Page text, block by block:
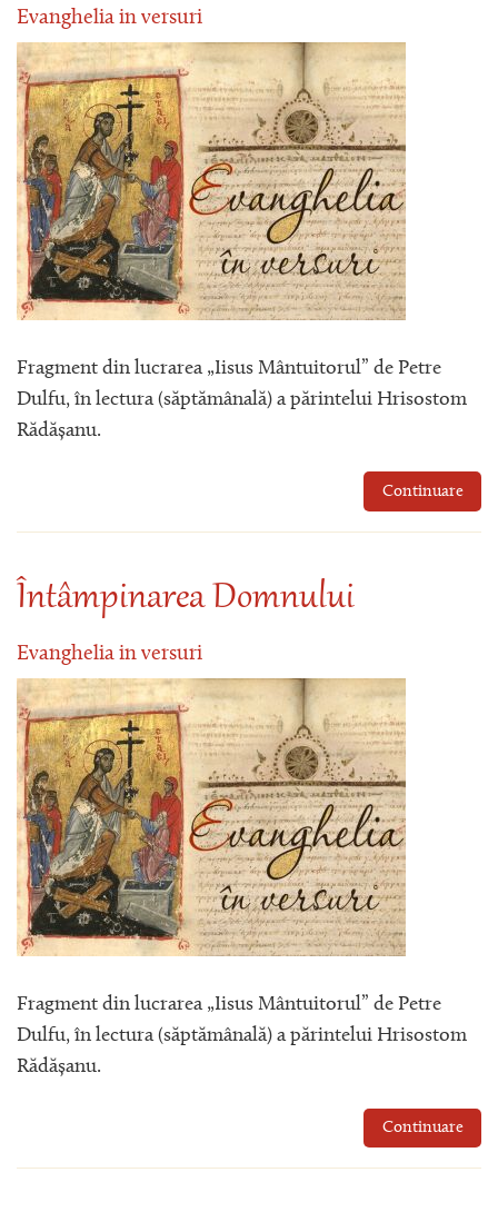
Evanghelia in versuri
Fragment din lucrarea „Iisus Mântuitorul” de Petre
Dulfu, în lectura (săptămânală) a părintelui Hrisostom
Rădășanu.
Continuare
Întâmpinarea Domnului
Evanghelia in versuri
Fragment din lucrarea „Iisus Mântuitorul” de Petre
Dulfu, în lectura (săptămânală) a părintelui Hrisostom
Rădășanu.
Continuare